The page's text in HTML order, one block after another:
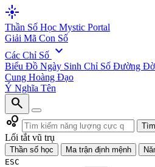
flare
Thần Số Học Mystic Portal
Giải Mã Con Số
Các Chỉ Số expand_more
Biểu Đồ Ngày Sinh Chỉ Số Đường
Cung Hoàng Đạo
Ý Nghĩa Tên
search
bubble_chart
Tìm
Lối tắt vũ trụ
Thần số học Ma trận định mệnh
ESC